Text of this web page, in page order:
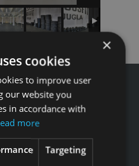
67 99 40 44
×
cookies
to improve user
our website you
in accordance with
more
Targeting